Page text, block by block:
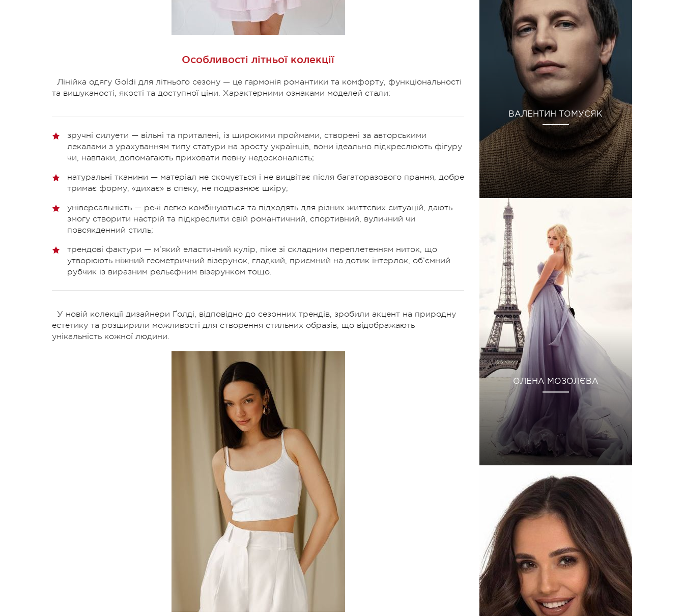
Особливості літньої колекції
Лінійка одягу Goldi для літнього сезону — це гармонія романтики та комфорту, функціональності
та вишуканості, якості та доступної ціни. Характерними ознаками моделей стали:
зручні силуети — вільні та приталені, із широкими проймами, створені за авторськими
лекалами з урахуванням типу статури на зросту українців, вони ідеально підкреслюють фігуру
чи, навпаки, допомагають приховати певну недосконалість;
натуральні тканини — матеріал не скочується і не вицвітає після багаторазового прання, добре
тримає форму, «дихає» в спеку, не подразнює шкіру;
універсальність — речі легко комбінуються та підходять для різних життєвих ситуацій, дають
змогу створити настрій та підкреслити свій романтичний, спортивний, вуличний чи
повсякденний стиль;
трендові фактури — м’який еластичний кулір, піке зі складним переплетенням ниток, що
утворюють ніжний геометричний візерунок, гладкий, приємний на дотик інтерлок, об’ємний
рубчик із виразним рельєфним візерунком тощо.
У новій колекції дизайнери Ґолді, відповідно до сезонних трендів, зробили акцент на природну
естетику та розширили можливості для створення стильних образів, що відображають
унікальність кожної людини.
ВАЛЕНТИН ТОМУСЯК
ОЛЕНА МОЗОЛЄВА